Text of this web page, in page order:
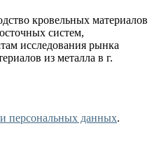
кровельных материалов
систем,
исследования рынка
из металла в г.
персональных данных.